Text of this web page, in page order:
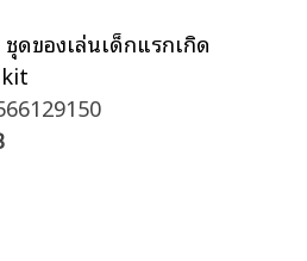
ชุดของเล่นเด็กแรกเกิด